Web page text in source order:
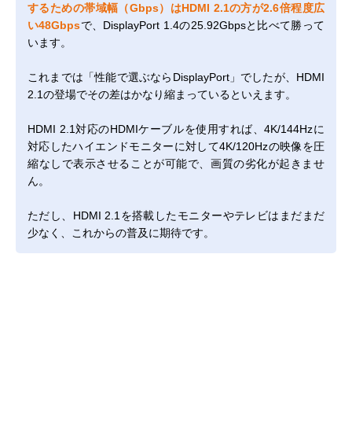
するための帯域幅（Gbps）はHDMI 2.1の方が2.6倍程度広
い48Gbpsで、DisplayPort 1.4の25.92Gbpsと比べて勝って
います。
これまでは「性能で選ぶならDisplayPort」でしたが、HDMI
2.1の登場でその差はかなり縮まっているといえます。
HDMI 2.1対応のHDMIケーブルを使用すれば、4K/144Hzに
対応したハイエンドモニターに対して4K/120Hzの映像を圧
縮なしで表示させることが可能で、画質の劣化が起きませ
ん。
ただし、HDMI 2.1を搭載したモニターやテレビはまだまだ
少なく、これからの普及に期待です。